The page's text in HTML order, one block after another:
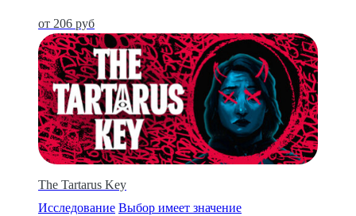
от 206 руб
The Tartarus Key
Исследование Выбор имеет значение